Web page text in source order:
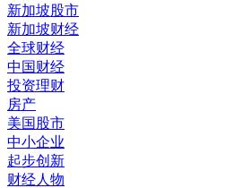
新加坡股市
新加坡财经
全球财经
中国财经
投资理财
房产
美国股市
中小企业
起步创新
财经人物